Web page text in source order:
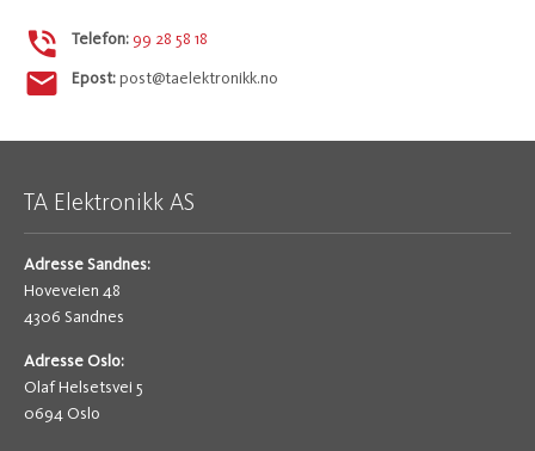
Telefon: 99 28 58 18
Epost:post@taelektronikk.no
TA Elektronikk AS
Adresse Sandnes:
Hoveveien 48
4306 Sandnes
Adresse Oslo:
Olaf Helsetsvei 5
0694 Oslo